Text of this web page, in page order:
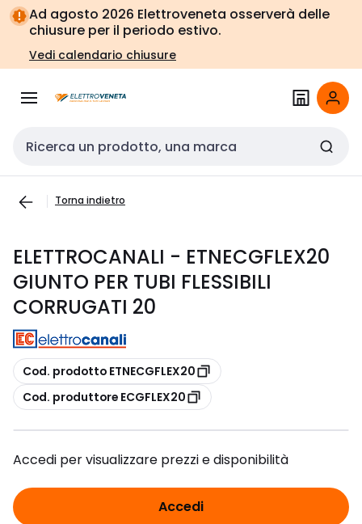
Vai alla
navigazione
Vai
alla
pagina
Ad agosto 2026 Elettroveneta osserverà delle
chiusure per il periodo estivo.
Vedi calendario chiusure
Cerca input
Torna indietro
ELETTROCANALI - ETNECGFLEX20
GIUNTO PER TUBI FLESSIBILI
CORRUGATI 20
copia
Cod. prodotto ETNECGFLEX20
copia
Cod. produttore ECGFLEX20
Accedi per visualizzare prezzi e disponibilità
Accedi